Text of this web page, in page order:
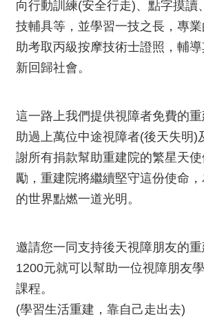
向行動訓練(安全行走)、點字摸讀
技輔具等，並學習一技之長，專
助考取丙級按摩技術士證照，輔
新回歸社會。
這一路上我們提供視障者免費的
助過上萬位中途視障者(後天失明)
謝所有捐款幫助重建院的繁星天
勵，重建院將繼續堅守這份使命
的世界點燃一道光明。
邀請您一同支持後天視障朋友的
1200元就可以幫助一位視障朋友
課程。
(學習生活重建，靠自己走出去)